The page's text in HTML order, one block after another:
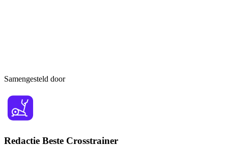
Samengesteld door
Redactie Beste Crosstrainer